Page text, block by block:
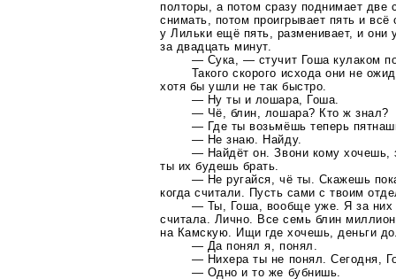
полторы, а потом сразу поднимает две
снимать, потом проигрывает пять и всё
у Лильки ещё пять, разменивает, и они
за двадцать минут.
— Сука, — стучит Гоша кулаком
Такого скорого исхода они не
хотя бы ушли не так быстро.
— Ну ты и лошара, Гоша.
— Чё, блин, лошара? Кто ж знал?
— Где ты возьмёшь теперь
— Не знаю. Найду.
— Найдёт он. Звони кому хочешь,
ты их будешь брать.
— Не ругайся, чё ты. Скажешь
когда считали. Пусть сами с твоим
— Ты, Гоша, вообще уже. Я за них
считала. Лично. Все семь блин
на Камскую. Ищи где хочешь, деньги
— Да понял я, понял.
— Нихера ты не понял. Сегодня,
— Одно и то же бубнишь.